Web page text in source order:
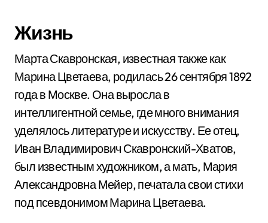
Жизнь
Марта Скавронская, известная также как
Марина Цветаева, родилась 26 сентября 1892
года в Москве. Она выросла в
интеллигентной семье, где много внимания
уделялось литературе и искусству. Ее отец,
Иван Владимирович Скавронский-Хватов,
был известным художником, а мать, Мария
Александровна Мейер, печатала свои стихи
под псевдонимом Марина Цветаева.